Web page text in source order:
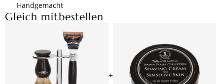
Handgemacht
Gleich mitbestellen
+